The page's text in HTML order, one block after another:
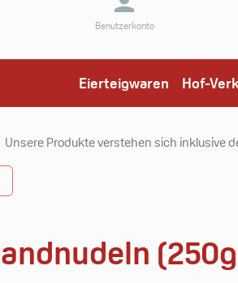
Benutzerkonto
Eierteigwaren Hof-
Unsere Produkte verstehen sich inklusive